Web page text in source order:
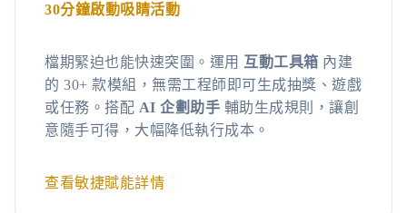
30分鐘啟動吸睛活動
檔期緊迫也能快速突圍。運用 互動工具箱 內建
的 30+ 款模組，無需工程師即可生成抽獎、遊戲
或任務。搭配 AI 企劃助手 輔助生成規則，讓創
意隨手可得，大幅降低執行成本。
查看敏捷賦能詳情